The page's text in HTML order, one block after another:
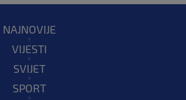
NAJNOVIJE
VIJESTI
SVIJET
SPORT